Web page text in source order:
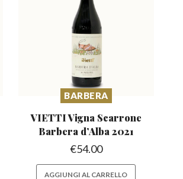
BARBERA
VIETTI Vigna Scarrone
Barbera d’Alba 2021
€54.00
AGGIUNGI AL CARRELLO